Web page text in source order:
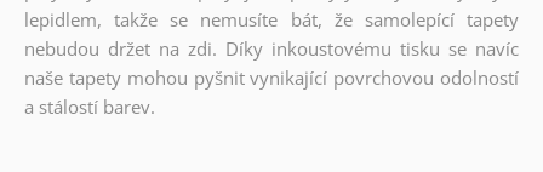
lepidlem, takže se nemusíte bát, že samolepící tapety
nebudou držet na zdi. Díky inkoustovému tisku se navíc
naše tapety mohou pyšnit vynikající povrchovou odolností
a stálostí barev.